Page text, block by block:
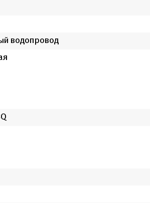
водопровод